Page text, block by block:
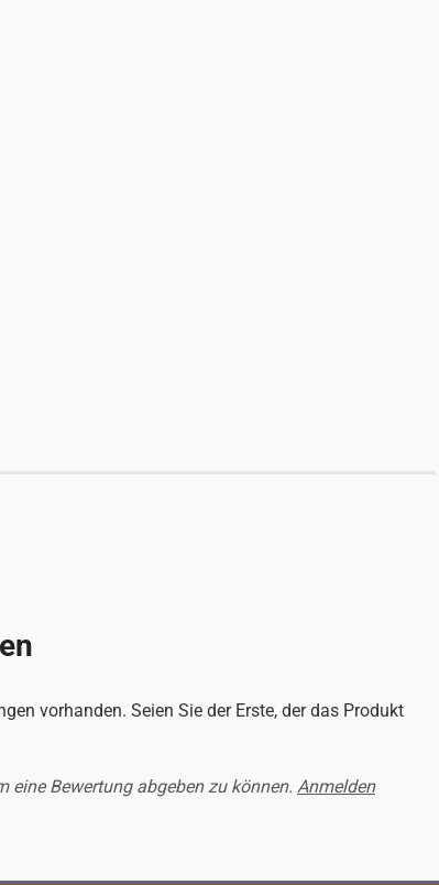
vorhanden. Seien Sie der Erste, der das Produkt
eine Bewertung abgeben zu können. Anmelden